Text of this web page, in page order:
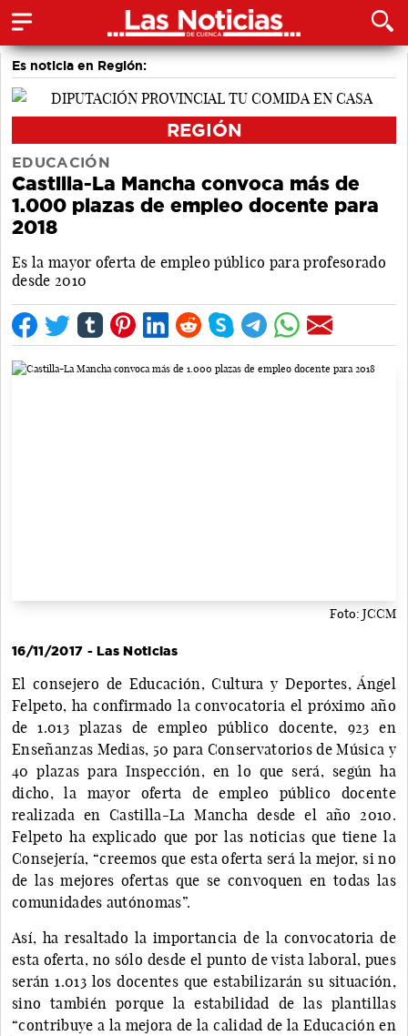
Es noticia en Región:
REGIÓN
EDUCACIÓN
Castilla-La Mancha convoca más de
1.000 plazas de empleo docente para
2018
Es la mayor oferta de empleo público para profesorado
desde 2010
Foto: JCCM
16/11/2017 - Las Noticias
El consejero de Educación, Cultura y Deportes, Ángel
Felpeto, ha confirmado la convocatoria el próximo año
de 1.013 plazas de empleo público docente, 923 en
Enseñanzas Medias, 50 para Conservatorios de Música y
40 plazas para Inspección, en lo que será, según ha
dicho, la mayor oferta de empleo público docente
realizada en Castilla-La Mancha desde el año 2010.
Felpeto ha explicado que por las noticias que tiene la
Consejería, “creemos que esta oferta será la mejor, si no
de las mejores ofertas que se convoquen en todas las
comunidades autónomas”.
Así, ha resaltado la importancia de la convocatoria de
esta oferta, no sólo desde el punto de vista laboral, pues
serán 1.013 los docentes que estabilizarán su situación,
sino también porque la estabilidad de las plantillas
“contribuye a la mejora de la calidad de la Educación en